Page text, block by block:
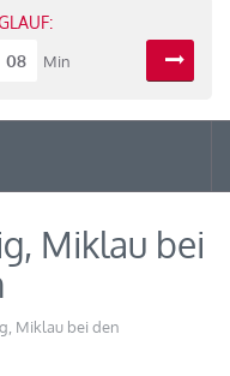
08 Min
Miklau bei
Miklau bei den